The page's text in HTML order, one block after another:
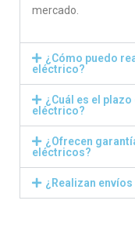
mercado.
¿Cómo puedo
eléctrico?
¿Cuál es el
eléctrico?
¿Ofrecen
eléctricos?
¿Realizan